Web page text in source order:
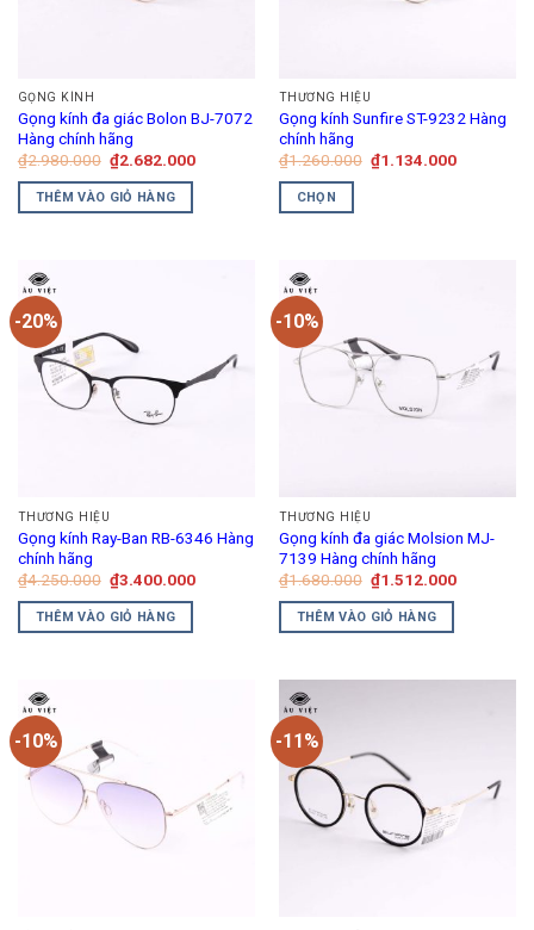
GỌNG KÍNH
Gọng kính đa giác Bolon BJ-7072
Hàng chính hãng
₫2.980.000 Giá
gốc
là:
₫2.980.000.
₫2.682.000Giá
THÊM VÀO GIỎ HÀNG
THƯƠNG HIỆU
Gọng kính Sunfire ST-9232 Hàng
chính hãng
₫1.260.000 Giá
gốc
₫1.134.000Giá
CHỌN
này
có
nhiều
biến
thể.
được
chọn
trên
trang
sản
-20%
THƯƠNG HIỆU
Gọng kính Ray-Ban RB-6346 Hàng
chính hãng
₫4.250.000 Giá
gốc
là:
₫4.250.000.
₫3.400.000Giá
THÊM VÀO GIỎ HÀNG
-10%
THƯƠNG HIỆU
Gọng kính đa giác Molsion MJ-
7139 Hàng chính hãng
₫1.680.000 Giá
gốc
là:
₫1.680.000.
₫1.512.000Giá
THÊM VÀO GIỎ HÀNG
-10% -11%